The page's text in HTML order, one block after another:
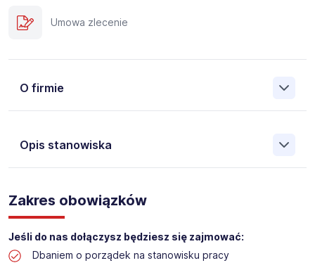
Umowa zlecenie
O firmie
Opis stanowiska
Pośrednictwa Pracy i Doradztwa Personalnego Work &
Profit jest obecnie jedną z największych niezależnych
polskich agencji zatrudnienia. W ciągu wielu lat naszej
działalności daliśmy pracę przeszło 50 000 pracowników
w całym kraju. Skutecznie znajdujemy pracowników dla
największych firm, jak również małych rodzinnych
Zakres obowiązków
Jeśli do nas dołączysz będziesz się zajmować:
Dbaniem o porządek na stanowisku pracy